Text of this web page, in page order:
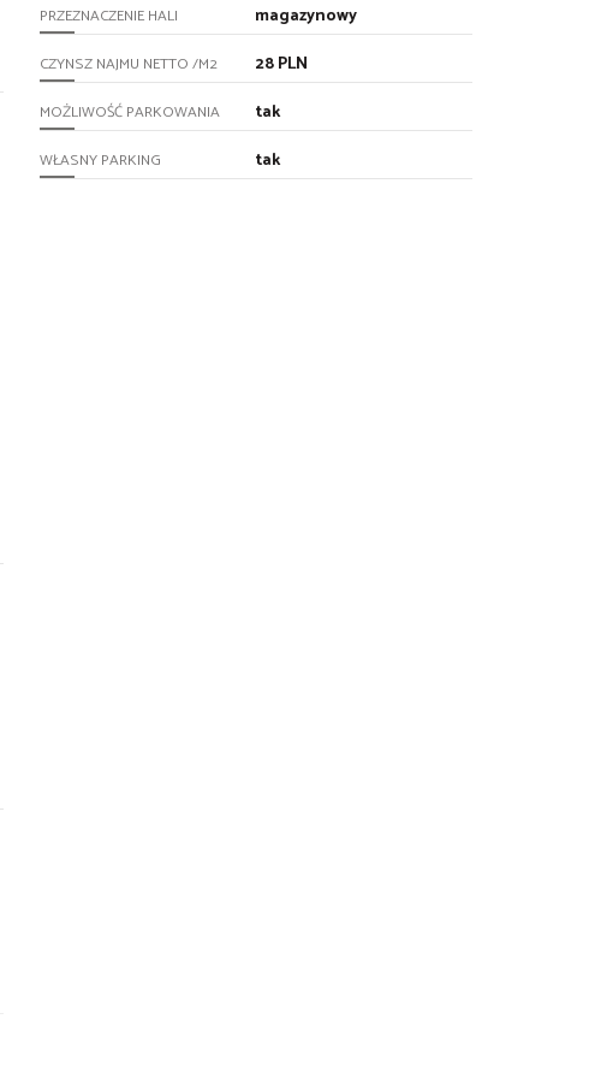
PRZEZNACZENIE HALI magazynowy
CZYNSZ NAJMU NETTO /M2 28 PLN
MOŻLIWOŚĆ PARKOWANIA tak
WŁASNY PARKING tak